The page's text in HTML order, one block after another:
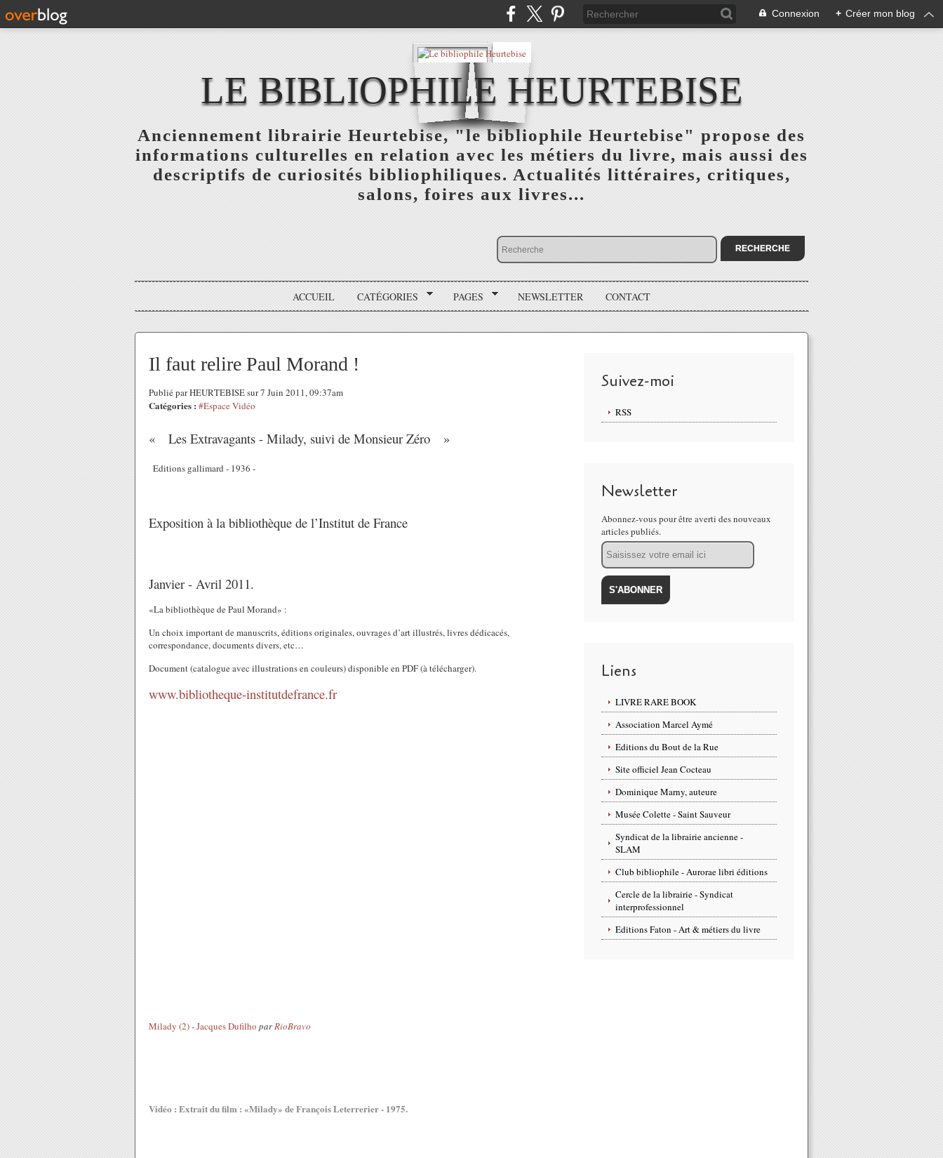
Connexion + Créer mon blog
LE BIBLIOPHILE HEURTEBISE
Anciennement librairie Heurtebise, "le bibliophile Heurtebise" propose des
informations culturelles en relation avec les métiers du livre, mais aussi des
descriptifs de curiosités bibliophiliques. Actualités littéraires, critiques,
salons, foires aux livres...
ACCUEIL CATÉGORIES PAGES NEWSLETTER CONTACT
Il faut relire Paul Morand !
Publié par HEURTEBISE sur 7 Juin 2011, 09:37am
Catégories : #Espace Vidéo
« Les Extravagants - Milady, suivi de Monsieur Zéro »
Editions gallimard - 1936 -
Exposition à la bibliothèque de l’Institut de France
Janvier - Avril 2011.
«La bibliothèque de Paul Morand» :
Un choix important de manuscrits, éditions originales, ouvrages d’art illustrés, livres dédicacés,
correspondance, documents divers, etc…
Document (catalogue avec illustrations en couleurs) disponible en PDF (à télécharger).
www.bibliotheque-institutdefrance.fr
Milady (2) - Jacques Dufilho parRioBravo
Vidéo : Extrait du film : «Milady» de François Leterrerier - 1975.
Suivez-moi
RSS
Newsletter
Abonnez-vous pour être averti des nouveaux
articles publiés.
Email
Liens
LIVRE RARE BOOK
Association Marcel Aymé
Editions du Bout de la Rue
Site officiel Jean Cocteau
Dominique Marny, auteure
Musée Colette - Saint Sauveur
Syndicat de la librairie ancienne -
SLAM
Club bibliophile - Aurorae libri éditions
Cercle de la librairie - Syndicat
interprofessionnel
Editions Faton - Art & métiers du livre